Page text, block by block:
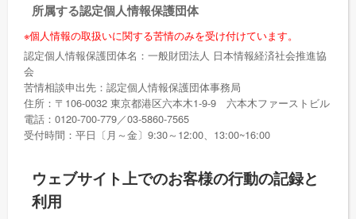
所属する認定個人情報保護団体
※個人情報の取扱いに関する苦情のみを受け付けています。
認定個人情報保護団体名：一般財団法人 日本情報経済社会推進協
会
苦情相談申出先：認定個人情報保護団体事務局
住所：〒106-0032 東京都港区六本木1-9-9 六本木ファーストビル
電話：0120-700-779／03-5860-7565
受付時間：平日〔月～金〕9:30～12:00、13:00~16:00
ウェブサイト上でのお客様の行動の記録と
利用